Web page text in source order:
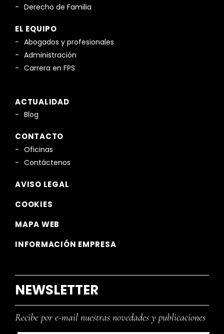
Derecho de Familia
EL EQUIPO
Abogados y profesionales
Administración
Carrera en FPS
ACTUALIDAD
Blog
CONTACTO
Oficinas
Contáctenos
AVISO LEGAL
COOKIES
MAPA WEB
INFORMACIÓN EMPRESA
NEWSLETTER
Recibe por e-mail nuestras novedades y publicaciones